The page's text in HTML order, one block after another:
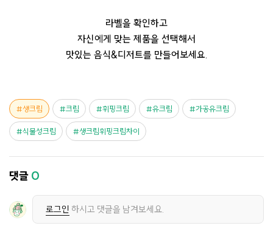
라벨을 확인하고
자신에게 맞는 제품을 선택해서
맛있는 음식&디저트를 만들어보세요.
생크림 크림 휘핑크림 유크림 가공유크림
식물성크림 생크림휘핑크림차이
댓글 0
로그인 하시고 댓글을 남겨보세요.